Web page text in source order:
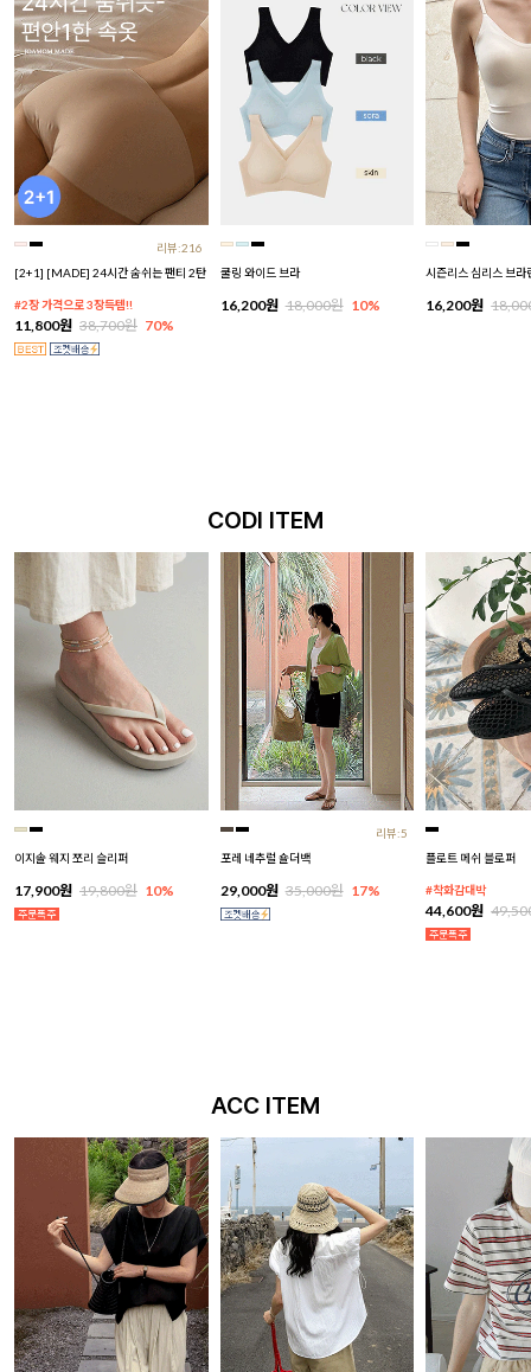
리뷰:216
[2+1] [MADE] 24시간 숨쉬는 팬티 2탄
#2장 가격으로 3장득템!!
11,800원 38,700원 70%
쿨링 와이드 브라
16,200원 18,000원 10%
시즌리스 심리스 브라
16,200원
CODI ITEM
이지솔 웨지 쪼리 슬리퍼
17,900원 19,800원 10%
리뷰:5
포레 네추럴 숄더백
29,000원 35,000원 17%
플로트 메쉬 블로퍼
#착화감대박
44,600원
ACC ITEM